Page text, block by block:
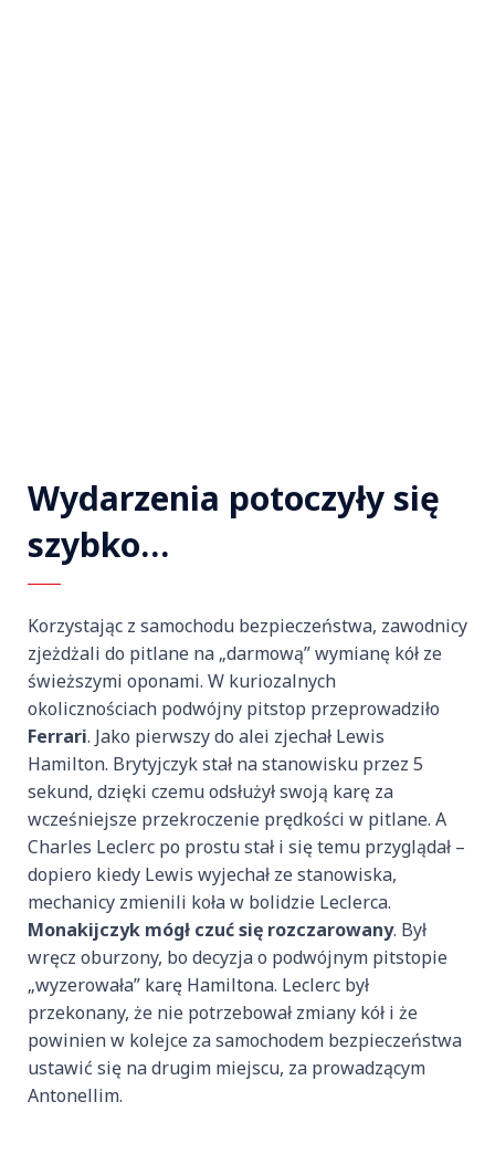
Wydarzenia potoczyły się
szybko…
Korzystając z samochodu bezpieczeństwa, zawodnicy
zjeżdżali do pitlane na „darmową” wymianę kół ze
świeższymi oponami. W kuriozalnych
okolicznościach podwójny pitstop przeprowadziło
Ferrari. Jako pierwszy do alei zjechał Lewis
Hamilton. Brytyjczyk stał na stanowisku przez 5
sekund, dzięki czemu odsłużył swoją karę za
wcześniejsze przekroczenie prędkości w pitlane. A
Charles Leclerc po prostu stał i się temu przyglądał –
dopiero kiedy Lewis wyjechał ze stanowiska,
mechanicy zmienili koła w bolidzie Leclerca.
Monakijczyk mógł czuć się rozczarowany. Był
wręcz oburzony, bo decyzja o podwójnym pitstopie
„wyzerowała” karę Hamiltona. Leclerc był
przekonany, że nie potrzebował zmiany kół i że
powinien w kolejce za samochodem bezpieczeństwa
ustawić się na drugim miejscu, za prowadzącym
Antonellim.